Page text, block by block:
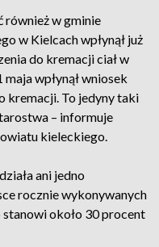
również w gminie
w Kielcach wpłynął już
do kremacji ciał w
wpłynął wniosek
kremacji. To jedyny taki
– informuje
kieleckiego.
ani jedno
rocznie wykonywanych
około 30 procent